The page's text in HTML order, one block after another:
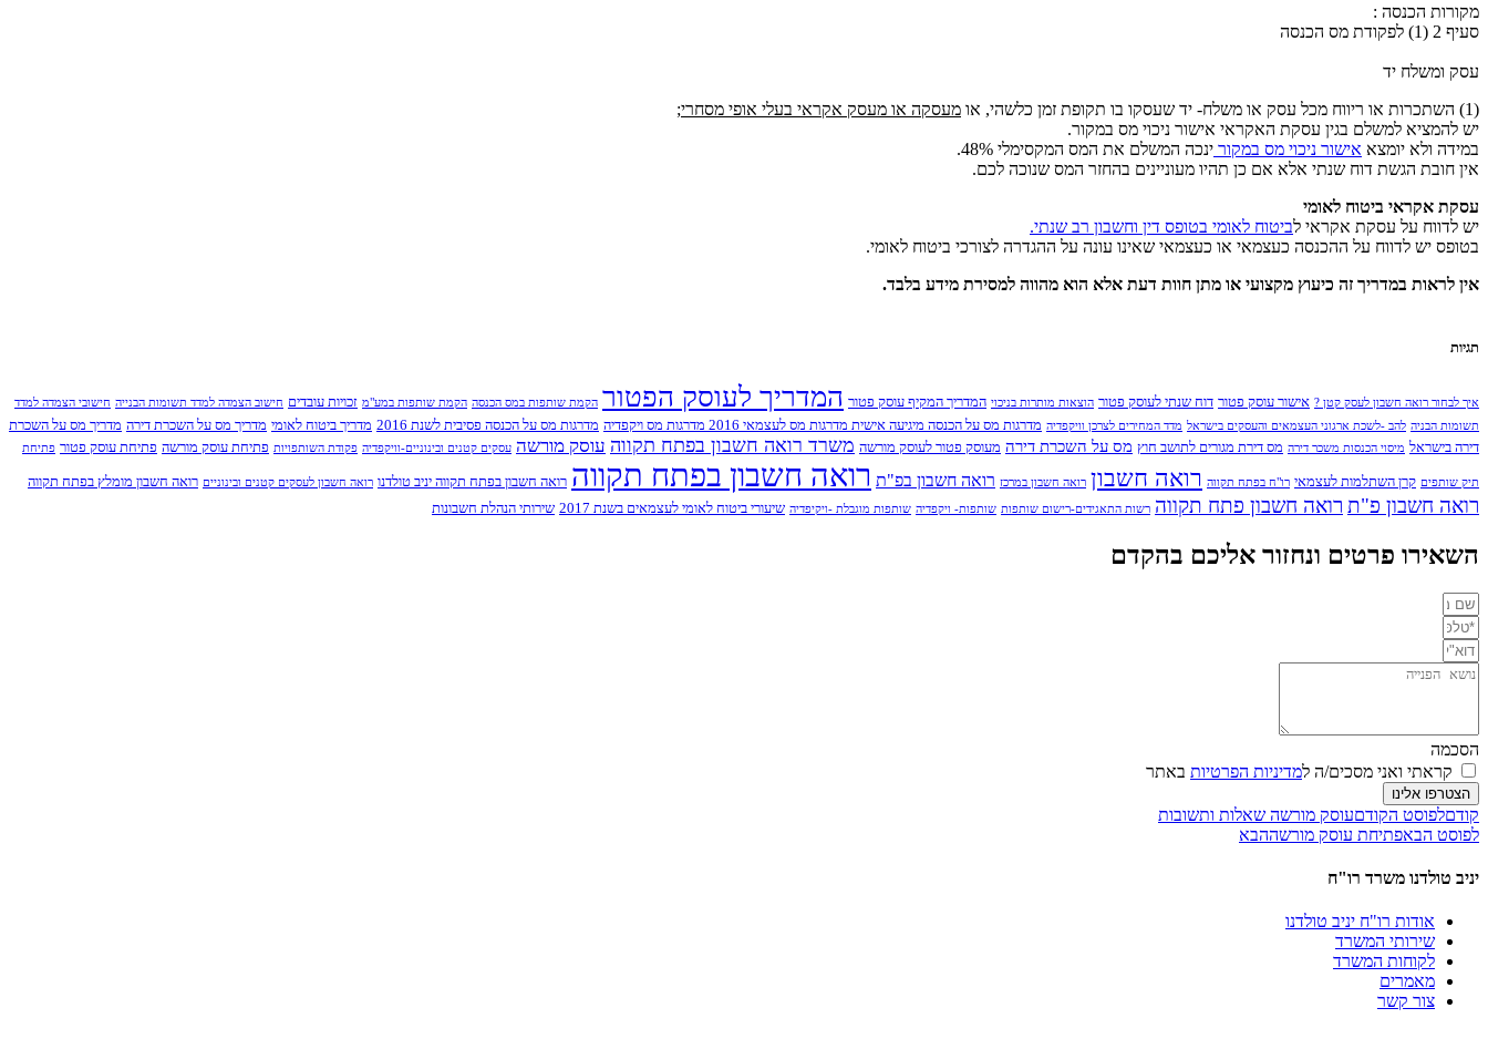
מקורות הכנסה :
סעיף 2 (1) לפקודת מס הכנסה
עסק ומשלח יד
(1) השתכרות או ריווח מכל עסק או משלח- יד שעסקו בו תקופת זמן כלשהי, או
מעסקה או מעסק אקראי בעלי אופי מסחרי;
יש להמציא למשלם בגין עסקת האקראי אישור ניכוי מס במקור.
במידה ולא יומצא אישור ניכוי מס במקור ינכה המשלם את המס המקסימלי 48%.
אין חובת הגשת דוח שנתי אלא אם כן תהיו מעוניינים בהחזר המס שנוכה לכם.
עסקת אקראי ביטוח לאומי
​יש לדווח על עסקת אקראי לביטוח לאומי בטופס דין וחשבון רב שנתי.
בטופס יש לדווח על ההכנסה כעצמאי או כעצמאי שאינו עונה על ההגדרה לצורכי ביטוח לאומי.
אין לראות במדריך זה כיעוץ מקצועי או מתן חוות דעת אלא הוא מהווה למסירת מידע בלבד.
תגיות
איך לבחור רואה חשבון לעסק קטן ? אישור עוסק פטור דוח שנתי לעוסק פטור הוצאות מותרות בניכוי המדריך המקיף עוסק פטור המדריך לעוסק הפטור הקמת שותפות במס הכנסה הקמת שותפות במע"מ זכויות עובדים חישוב הצמדה למדד תשומות הבנייה חישובי הצמדה למדד
תשומות הבניה להב -לשכת ארגוני העצמאים והעסקים בישראל מדד המחירים לצרכן וויקפדיה מדרגות מס על הכנסה מיגיעה אישית מדרגות מס לעצמאי 2016 מדרגות מס ויקפדיה מדרגות מס על הכנסה פסיבית לשנת 2016 מדריך ביטוח לאומי מדריך מס על השכרת דירה מדריך מס על השכרת
דירה בישראל מיסוי הכנסות משכר דירה מס דירת מגורים לתושב חוץ מס על השכרת דירה מעוסק פטור לעוסק מורשה משרד רואה חשבון בפתח תקווה עוסק מורשה עסקים קטנים ובינוניים-וויקפדיה פקודת השותפויות פתיחת עוסק מורשה פתיחת עוסק פטור פתיחת
תיק שותפים קרן השתלמות לעצמאי רו"ח בפתח תקווה רואה חשבון רואה חשבון במרכז רואה חשבון בפ"ת רואה חשבון בפתח תקווה רואה חשבון בפתח תקווה יניב טולדנו רואה חשבון לעסקים קטנים ובינוניים רואה חשבון מומלץ בפתח תקווה
רואה חשבון פ"ת רואה חשבון פתח תקווה רשות התאגידים-רישום שותפות שותפות- ויקפדיה שותפות מוגבלת -ויקיפדיה שיעורי ביטוח לאומי לעצמאים בשנת 2017 שירותי הנהלת חשבונות
השאירו פרטים ונחזור אליכם בהקדם
הסכמה
קראתי ואני מסכים/ה למדיניות הפרטיות באתר
הצטרפו אלינו
קודםלפוסט הקודםעוסק מורשה שאלות ותשובות
לפוסט הבאפתיחת עוסק מורשההבא
יניב טולדנו משרד רו"ח
אודות רו"ח יניב טולדנו
שירותי המשרד
לקוחות המשרד
מאמרים
צור קשר